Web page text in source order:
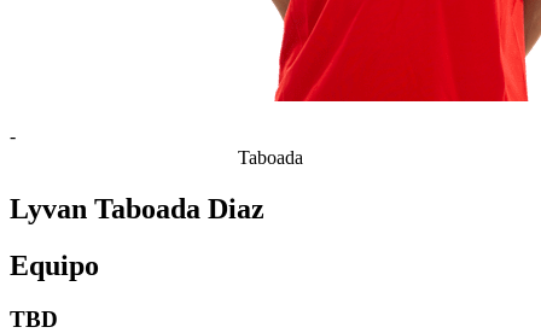
-
Taboada
Lyvan Taboada Diaz
Equipo
TBD